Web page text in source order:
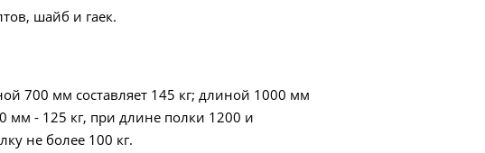
шайб и гаек.
700 мм составляет 145 кг; длиной 1000 мм
мм - 125 кг, при длине полки 1200 и
не более 100 кг.